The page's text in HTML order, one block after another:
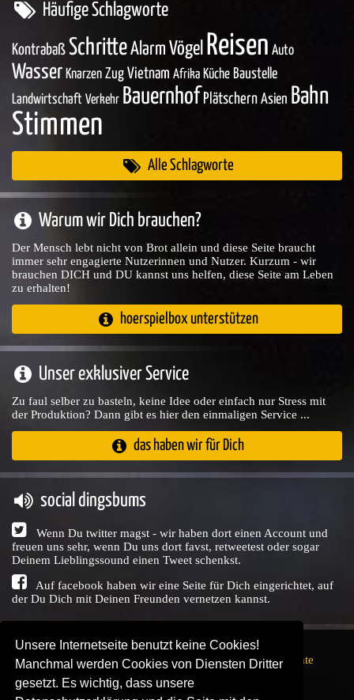
Unsere Internetseite benutzt keine Cookies!
Manchmal werden Cookies von Diensten Dritter
gesetzt. Es wichtig, dass unsere
Häufige Schlagworte
Kontrabaß SchritteAlarm Vögel Reisen Auto
Wasser Knarzen Zug Vietnam Afrika Küche Baustelle
Landwirtschaft Verkehr Bauernhof Plätschern Asien Bahn
Stimmen
Alle Schlagworte
Warum wir Dich brauchen?
Der Mensch lebt nicht von Brot allein und diese Seite braucht
immer sehr engagierte Nutzerinnen und Nutzer. Kurzum - wir
brauchen DICH und DU kannst uns helfen, diese Seite am Leben
zu erhalten!
hoerspielbox unterstützen
Unser exklusiver Service
Zu faul selber zu basteln, keine Idee oder einfach nur Stress mit
der Produktion? Dann gibt es hier den einmaligen Service ...
das haben wir für Dich
social dingsbums
Wenn Du twitter magst - wir haben dort einen Account und
freuen uns sehr, wenn Du uns dort favst, retweetest oder sogar
Deinem Lieblingssound einen Tweet schenkst.
Auf facebook haben wir eine Seite für Dich eingerichtet, auf
der Du Dich mit Deinen Freunden vernetzen kannst.
Copyright © Audio Union GbR, 1999 - 2026,Nutzungsrechte
SENDEPLATZ ↗